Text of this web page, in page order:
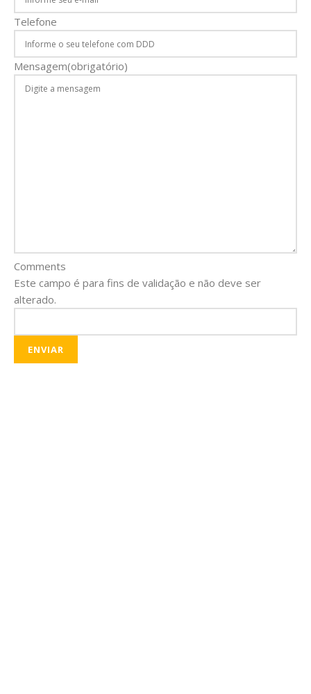
Telefone
Mensagem(obrigatório)
Comments
Este campo é para fins de validação e não deve ser
alterado.